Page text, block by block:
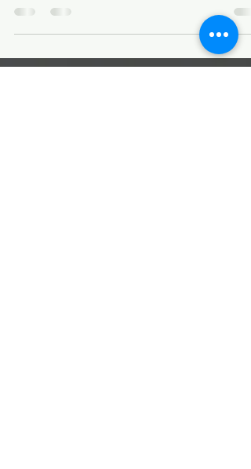
Aus meiner Coaching-Erfahrung heraus entdeckte ich,
daß das Thema Verantwortung tatsächlich für viele